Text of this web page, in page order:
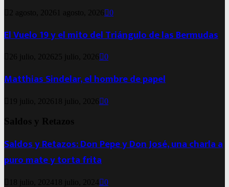
2 agosto, 2026 1 agosto, 2026 0
El Vuelo 19 y el mito del Triángulo de las Bermudas
26 julio, 2026 25 julio, 2026 0
Matthias Sindelar, el hombre de papel
19 julio, 2026 18 julio, 2026 0
Saldos y Retazos
Saldos y Retazos: Don Pepe y Don José, una charla a
puro mate y torta frita
18 julio, 2024 18 julio, 2024 0